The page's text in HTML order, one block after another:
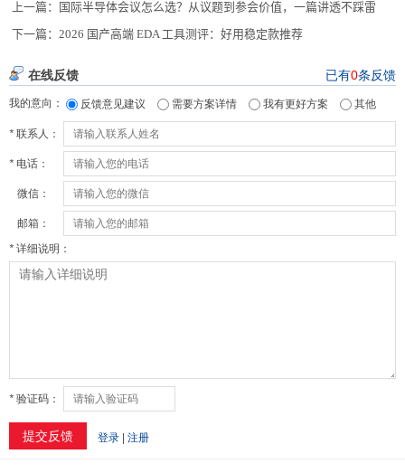
上一篇：
国际半导体会议怎么选？从议题到参会价值，一篇讲透不踩雷
下一篇：2026 国产高端 EDA 工具测评：好用稳定款推荐